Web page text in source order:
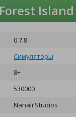
0.7.8
Симуляторы
8+
530000
Nanali Studios